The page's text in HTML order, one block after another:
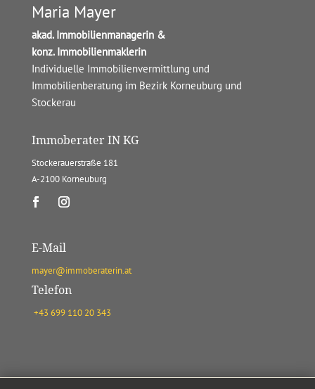
Maria Mayer
akad. Immobilienmanagerin &
konz. Immobilienmaklerin
Individuelle Immobilienvermittlung und
Immobilienberatung im Bezirk Korneuburg und
Stockerau
Immoberater IN KG
Stockerauerstraße 181
A-2100 Korneuburg
E-Mail
mayer@immoberaterin.at
Telefon
+43 699 110 20 343